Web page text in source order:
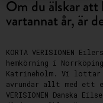
Om du älskar att
vartannat år, är
KORTA VERISIONEN
hemkörning i
Katrineholm. Vi lottar
avrundar allt med ett
VERISIONEN Danska